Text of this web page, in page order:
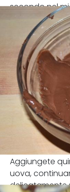
secondo nel
Aggiungete
uova,
delicatamente